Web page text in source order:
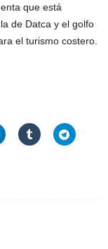
que está
de Datca y el golfo
el turismo costero.